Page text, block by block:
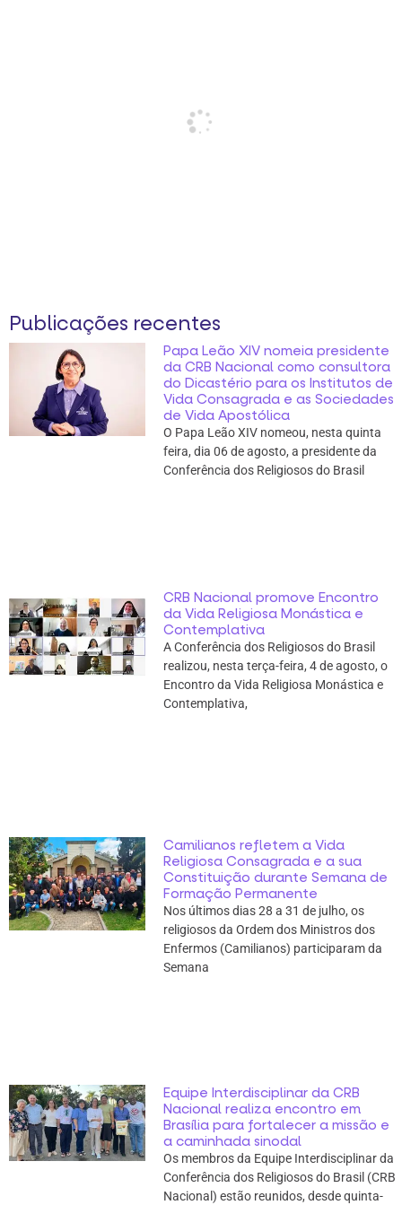
Publicações recentes
Papa Leão XIV nomeia presidente
da CRB Nacional como consultora
do Dicastério para os Institutos de
Vida Consagrada e as Sociedades
de Vida Apostólica
O Papa Leão XIV nomeou, nesta quinta
feira, dia 06 de agosto, a presidente da
Conferência dos Religiosos do Brasil
CRB Nacional promove Encontro
da Vida Religiosa Monástica e
Contemplativa
A Conferência dos Religiosos do Brasil
realizou, nesta terça-feira, 4 de agosto, o
Encontro da Vida Religiosa Monástica e
Contemplativa,
Camilianos refletem a Vida
Religiosa Consagrada e a sua
Constituição durante Semana de
Formação Permanente
Nos últimos dias 28 a 31 de julho, os
religiosos da Ordem dos Ministros dos
Enfermos (Camilianos) participaram da
Semana
Equipe Interdisciplinar da CRB
Nacional realiza encontro em
Brasília para fortalecer a missão e
a caminhada sinodal
Os membros da Equipe Interdisciplinar da
Conferência dos Religiosos do Brasil (CRB
Nacional) estão reunidos, desde quinta-